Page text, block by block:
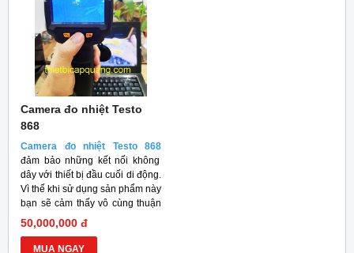
Camera đo nhiệt Testo
868
Camera đo nhiệt Testo 868
đảm bảo những kết nối không
dây với thiết bị đầu cuối di động.
Vì thế khi sử dụng sản phẩm này
bạn sẽ cảm thấy vô cùng thuận
tiện.
50,000,000 đ
MUA NGAY